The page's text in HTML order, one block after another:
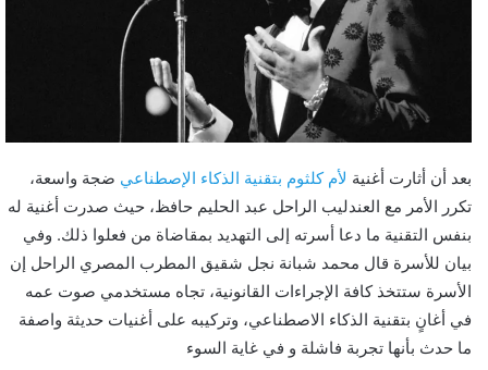
د
ا
إ
ل
ت
ي
ا
بعد أن أثارت أغنية لأم كلثوم بتقنية الذكاء الإصطناعي ضجة واسعة،
تكرر الأمر مع العندليب الراحل عبد الحليم حافظ، حيث صدرت أغنية له
بنفس التقنية ما دعا أسرته إلى التهديد بمقاضاة من فعلوا ذلك. وفي
بيان للأسرة قال محمد شبانة نجل شقيق المطرب المصري الراحل إن
الأسرة ستتخذ كافة الإجراءات القانونية، تجاه مستخدمي صوت عمه
في أغانٍ بتقنية الذكاء الاصطناعي، وتركيبه على أغنيات حديثة واصفة
ما حدث بأنها تجربة فاشلة و في غاية السوء